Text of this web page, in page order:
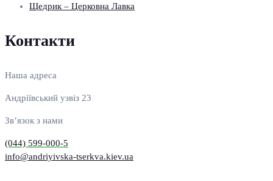
Щедрик – Церковна Лавка
Контакти
Наша адреса
Андріївський узвіз 23
Зв’язок з нами
(044) 599-000-5
info@andriyivska-tserkva.kiev.ua